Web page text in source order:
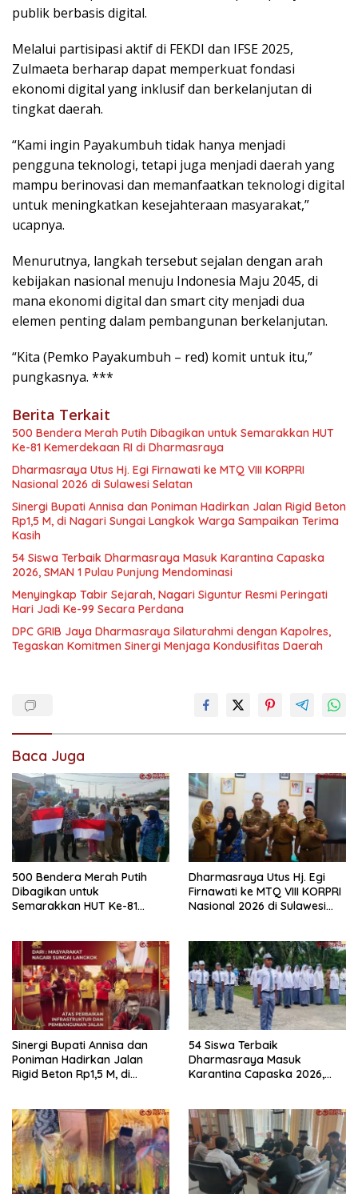
publik berbasis digital.
Melalui partisipasi aktif di FEKDI dan IFSE 2025,
Zulmaeta berharap dapat memperkuat fondasi
ekonomi digital yang inklusif dan berkelanjutan di
tingkat daerah.
“Kami ingin Payakumbuh tidak hanya menjadi
pengguna teknologi, tetapi juga menjadi daerah yang
mampu berinovasi dan memanfaatkan teknologi digital
untuk meningkatkan kesejahteraan masyarakat,”
ucapnya.
Menurutnya, langkah tersebut sejalan dengan arah
kebijakan nasional menuju Indonesia Maju 2045, di
mana ekonomi digital dan smart city menjadi dua
elemen penting dalam pembangunan berkelanjutan.
“Kita (Pemko Payakumbuh – red) komit untuk itu,”
pungkasnya. ***
Berita Terkait
500 Bendera Merah Putih Dibagikan untuk Semarakkan HUT
Ke-81 Kemerdekaan RI di Dharmasraya
Dharmasraya Utus Hj. Egi Firnawati ke MTQ VIII KORPRI
Nasional 2026 di Sulawesi Selatan
Sinergi Bupati Annisa dan Poniman Hadirkan Jalan Rigid Beton
Rp1,5 M, di Nagari Sungai Langkok Warga Sampaikan Terima
Kasih
54 Siswa Terbaik Dharmasraya Masuk Karantina Capaska
2026, SMAN 1 Pulau Punjung Mendominasi
Menyingkap Tabir Sejarah, Nagari Siguntur Resmi Peringati
Hari Jadi Ke-99 Secara Perdana
DPC GRIB Jaya Dharmasraya Silaturahmi dengan Kapolres,
Tegaskan Komitmen Sinergi Menjaga Kondusifitas Daerah
Baca Juga
500 Bendera Merah Putih
Dibagikan untuk
Semarakkan HUT Ke-81
Dharmasraya Utus Hj. Egi
Firnawati ke MTQ VIII KORPRI
Nasional 2026 di Sulawesi
Sinergi Bupati Annisa dan
Poniman Hadirkan Jalan
Rigid Beton Rp1,5 M, di
Kasih
54 Siswa Terbaik
Dharmasraya Masuk
Karantina Capaska 2026,